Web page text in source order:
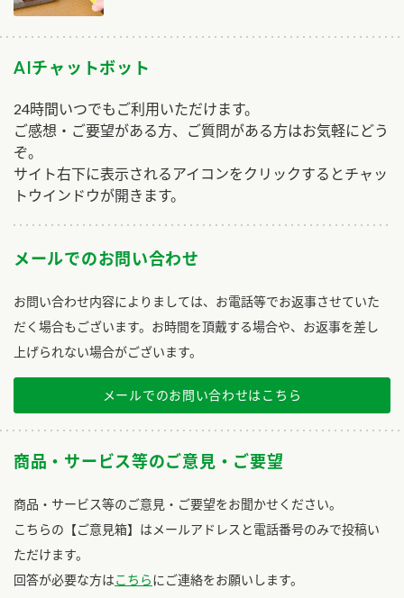
AIチャットボット
24時間いつでもご利用いただけます。
ご感想・ご要望がある方、ご質問がある方はお気軽にどう
ぞ。
サイト右下に表示されるアイコンをクリックするとチャッ
トウインドウが開きます。
メールでのお問い合わせ
お問い合わせ内容によりましては、お電話等でお返事させていた
だく場合もございます。お時間を頂戴する場合や、お返事を差し
上げられない場合がございます。
メールでのお問い合わせはこちら
商品・サービス等のご意見・ご要望
商品・サービス等のご意見・ご要望をお聞かせください。
こちらの【ご意見箱】はメールアドレスと電話番号のみで投稿い
ただけます。
回答が必要な方はこちらにご連絡をお願いします。